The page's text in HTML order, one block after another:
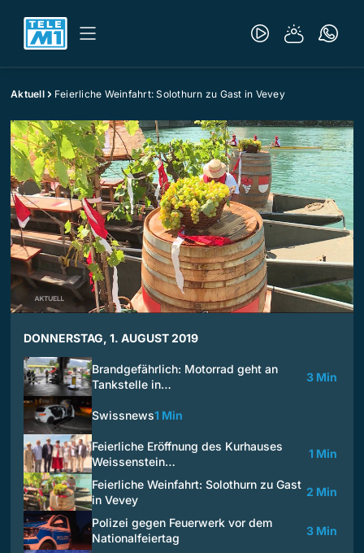
Aktuell Feierliche Weinfahrt: Solothurn zu Gast in Vevey
DONNERSTAG, 1. AUGUST 2019
Brandgefährlich: Motorrad geht an
Tankstelle in…
3 Min
Swissnews1 Min
Feierliche Eröffnung des Kurhauses
Weissenstein…
1 Min
Feierliche Weinfahrt: Solothurn zu Gast
in Vevey
2 Min
Polizei gegen Feuerwerk vor dem
Nationalfeiertag
3 Min